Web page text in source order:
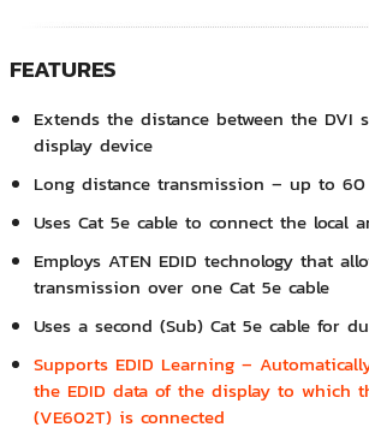
FEATURES
Extends the distance between the DVI
display device
Long distance transmission – up to
Uses Cat 5e cable to connect the local
Employs ATEN EDID technology that
transmission over one Cat 5e cable
Uses a second (Sub) Cat 5e cable for
Supports EDID Learning –
the EDID data of the display to which
(VE602T) is connected